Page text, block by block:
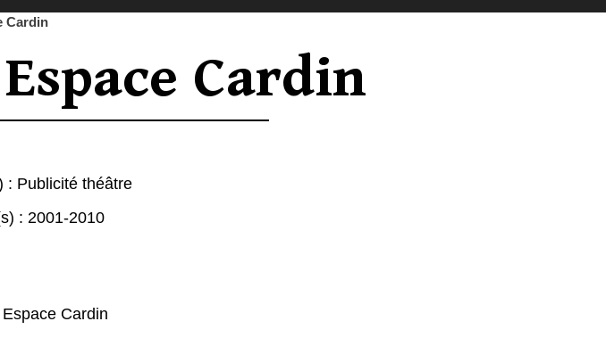
Cardin
Cardin
: Publicité théâtre
: 2001-2010
Cardin